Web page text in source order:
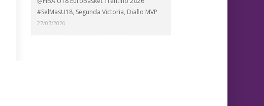
#SelMasU18, Segunda Victoria, Diallo MVP
27/07/2026